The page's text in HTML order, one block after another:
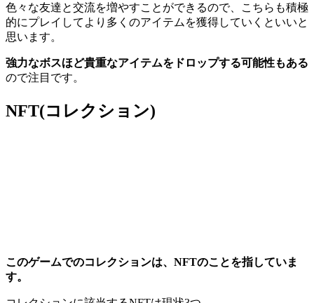
色々な友達と交流を増やすことができるので、こちらも積極
的にプレイしてより多くのアイテムを獲得していくといいと
思います。
強力なボスほど貴重なアイテムをドロップする可能性もある
ので注目です。
NFT(コレクション)
このゲームでのコレクションは、NFTのことを指していま
す。